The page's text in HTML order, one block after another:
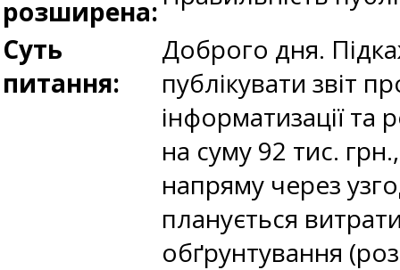
розширена:
Суть
питання:
Доброго дня.
публікувати звіт
інформатизації
на суму 92 тис.
напряму через
планується
обґрунтування